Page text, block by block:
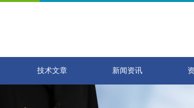
技术文章 新闻资讯